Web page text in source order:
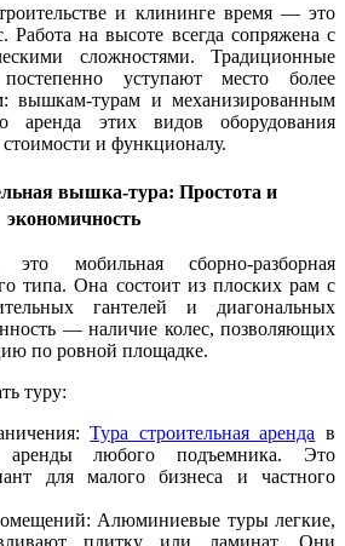
и клининге время — это
Работа на высоте всегда сопряжена с
сложностями. Традиционные
уступают место более
вышкам-турам и механизированным
аренда этих видов оборудования
стоимости и функционалу.
вышка-тура: Простота и
экономичность
мобильная сборно-разборная
типа. Она состоит из плоских рам с
гантелей и диагональных
— наличие колес, позволяющих
по ровной площадке.
туру:
Тура строительная аренда в
аренды любого подъемника. Это
для малого бизнеса и частного
Алюминиевые туры легкие,